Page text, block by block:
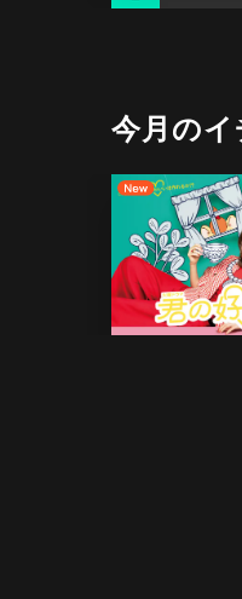
今月の